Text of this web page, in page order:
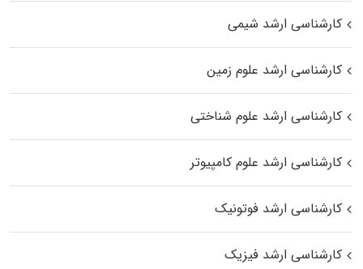
کارشناسی ارشد شیمی
کارشناسی ارشد علوم زمین
کارشناسی ارشد علوم شناختی
کارشناسی ارشد علوم کامپیوتر
کارشناسی ارشد فوتونیک
کارشناسی ارشد فیزیک